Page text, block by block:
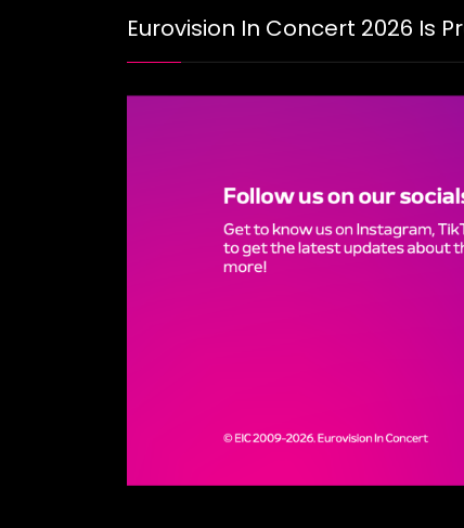
Eurovision In Concert 2026 Is